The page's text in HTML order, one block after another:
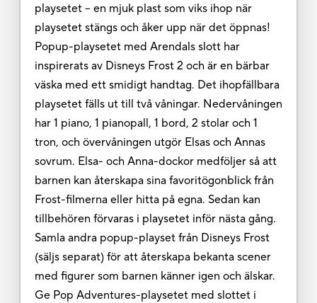
playsetet – en mjuk plast som viks ihop när
playsetet stängs och åker upp när det öppnas!
Popup-playsetet med Arendals slott har
inspirerats av Disneys Frost 2 och är en bärbar
väska med ett smidigt handtag. Det ihopfällbara
playsetet fälls ut till två våningar. Nedervåningen
har 1 piano, 1 pianopall, 1 bord, 2 stolar och 1
tron, och övervåningen utgör Elsas och Annas
sovrum. Elsa- och Anna-dockor medföljer så att
barnen kan återskapa sina favoritögonblick från
Frost-filmerna eller hitta på egna. Sedan kan
tillbehören förvaras i playsetet inför nästa gång.
Samla andra popup-playset från Disneys Frost
(säljs separat) för att återskapa bekanta scener
med figurer som barnen känner igen och älskar.
Ge Pop Adventures-playsetet med slottet i